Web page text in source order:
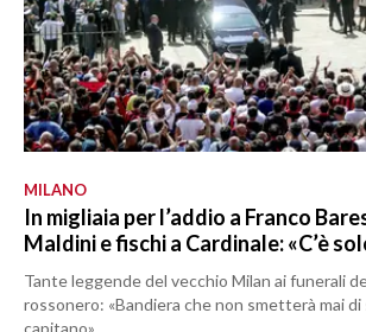
MILANO
In migliaia per l’addio a Franco
Maldini e fischi a Cardinale: «C’è
Tante leggende del vecchio Milan ai funerali
rossonero: «Bandiera che non smetterà mai